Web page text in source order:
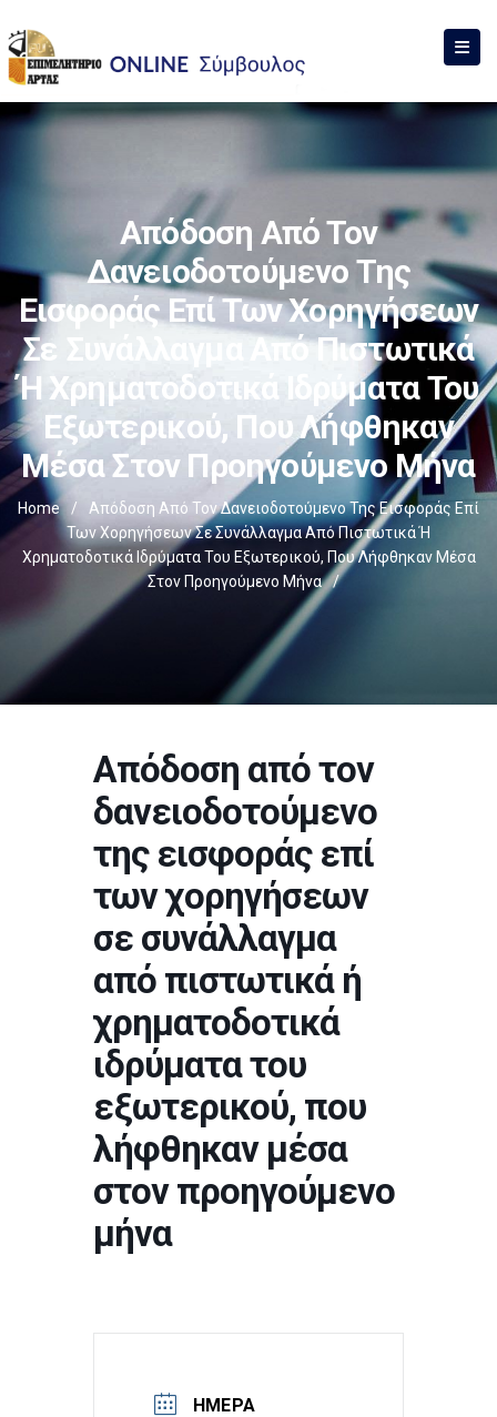
Απόδοση Από Τον
Δανειοδοτούμενο Της
Εισφοράς Επί Των Χορηγήσεων
Σε Συνάλλαγμα Από Πιστωτικά
Ή Χρηματοδοτικά Ιδρύματα Του
Εξωτερικού, Που Λήφθηκαν
Μέσα Στον Προηγούμενο Μήνα
Home /
Απόδοση Από Τον Δανειοδοτούμενο Της Εισφοράς Επί
Των Χορηγήσεων Σε Συνάλλαγμα Από Πιστωτικά Ή
Χρηματοδοτικά Ιδρύματα Του Εξωτερικού, Που Λήφθηκαν Μέσα
Στον Προηγούμενο Μήνα
/
Απόδοση από τον
δανειοδοτούμενο
της εισφοράς επί
των χορηγήσεων
σε συνάλλαγμα
από πιστωτικά ή
χρηματοδοτικά
ιδρύματα του
εξωτερικού, που
λήφθηκαν μέσα
στον προηγούμενο
μήνα
ΗΜΕΡΑ